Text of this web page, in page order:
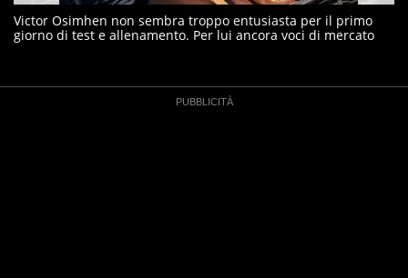
Victor Osimhen non sembra troppo entusiasta per il primo
giorno di test e allenamento. Per lui ancora voci di mercato